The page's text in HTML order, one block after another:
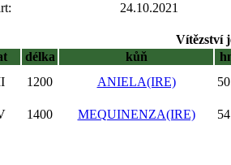
24.10.2021
Vítězství
délka kůň
1200 ANIELA(IRE)
1400 MEQUINENZA(IRE)